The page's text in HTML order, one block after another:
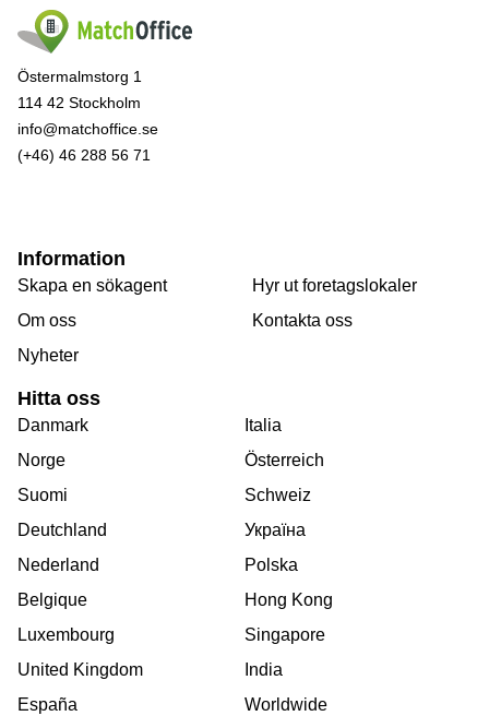
Östermalmstorg 1
114 42 Stockholm
info@matchoffice.se
(+46) 46 288 56 71
Information
Skapa en sökagent
Om oss
Nyheter
Hyr ut foretagslokaler
Kontakta oss
Hitta oss
Danmark
Norge
Suomi
Deutchland
Nederland
Belgique
Luxembourg
United Kingdom
España
Italia
Österreich
Schweiz
Україна
Polska
Hong Kong
Singapore
India
Worldwide